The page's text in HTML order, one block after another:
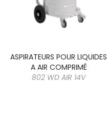
ASPIRATEURS POUR LIQUIDES
A AIR COMPRIMÉ
802 WD AIR 14V